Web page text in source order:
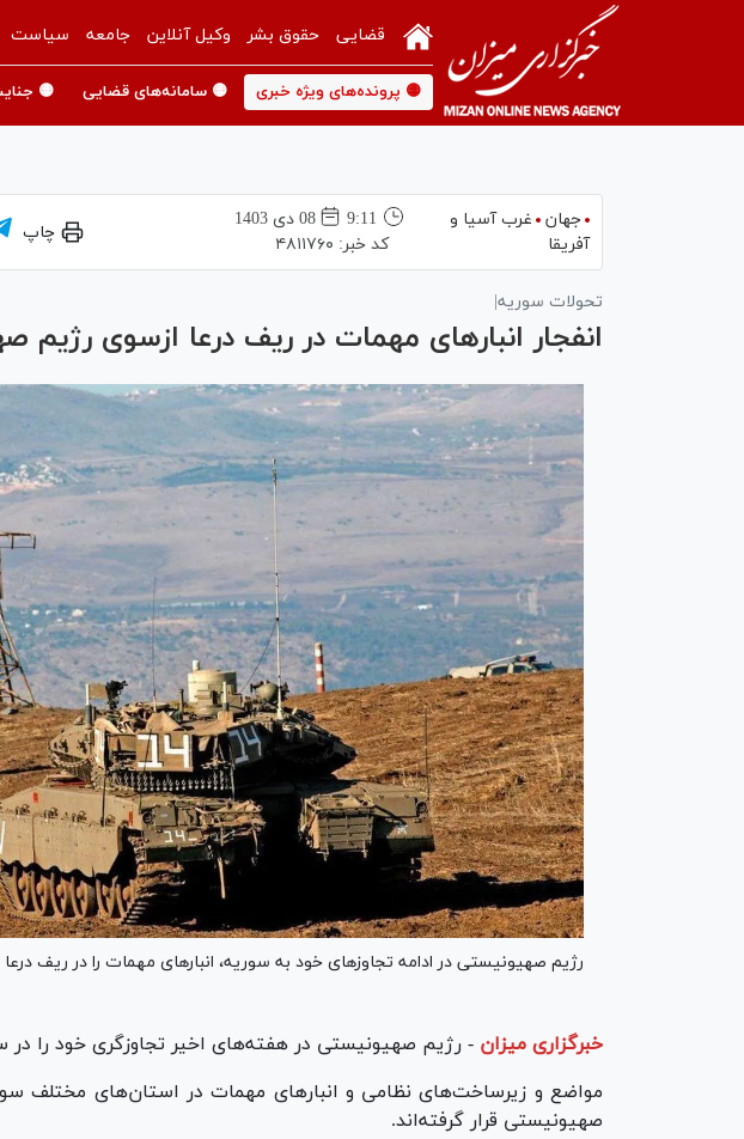
قضایی حقوق بشر وکیل آنلاین جامعه سیاست
🟡 پرونده‌های ویژه خبری 🟡 سامانه‌های قضایی 🟡
جهان
غرب آسیا و
آفریقا
9:11
08 دی 1403
کد خبر: ۴۸۱۱۷۶۰
چاپ
تحولات سوریه|
انفجار انبارهای مهمات در ریف درعا ازسوی رژیم
رژیم صهیونیستی در ادامه تجاوزهای خود به سوریه، انبارهای مهمات را در ریف
خبرگزاری میزان - رژیم صهیونیستی در هفته‌های اخیر تجاوزگری خود را در
مواضع و زیرساخت‌های نظامی و انبار‌های مهمات در استان‌های مختلف
صهیونیستی قرار گرفته‌اند.